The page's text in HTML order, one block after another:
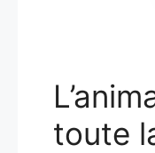
toute